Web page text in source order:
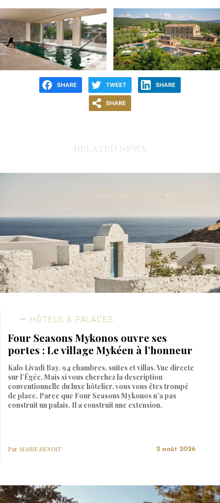
HÔTELS & PALACES
Four Seasons Mykonos ouvre ses
portes : Le village Mykéen à l’honneur
Kalo Livadi Bay. 94 chambres, suites et villas. Vue directe
sur l’Égée. Mais si vous cherchez la description
conventionnelle du luxe hôtelier, vous vous êtes trompé
de place. Parce que Four Seasons Mykonos n’a pas
construit un palais. Il a construit une extension.
ParMARIE BENOIT 2 août 2026